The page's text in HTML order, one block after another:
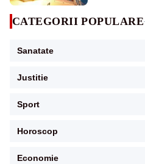
CATEGORII POPULARE
Sanatate
Justitie
Sport
Horoscop
Economie